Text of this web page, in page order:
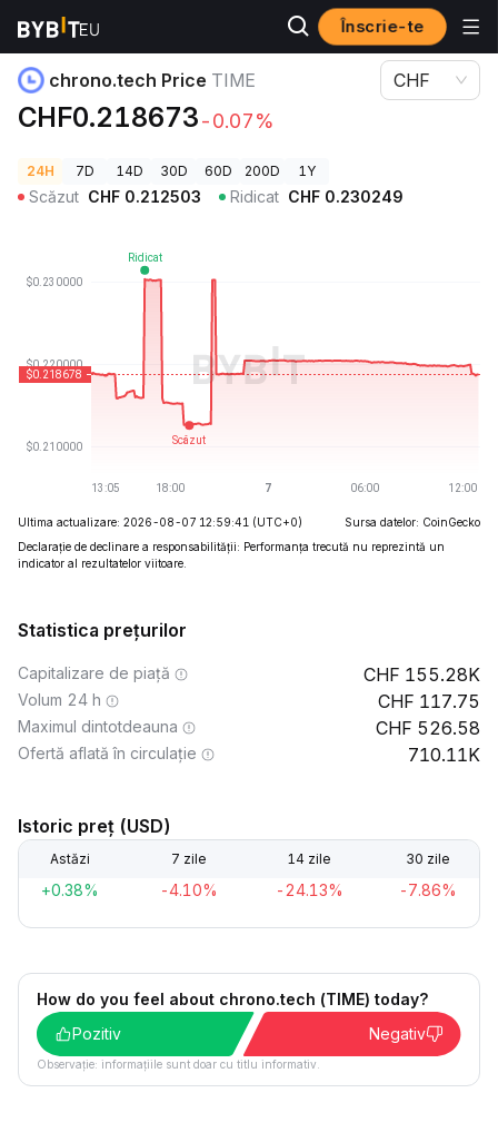
Înscrie-te
Prețuri Crypto
chrono.tech Price TIME
CHF0.218673-0.07%
CHF
24H 7D 14D 30D 60D 200D 1Y
Scăzut CHF 0.212503 Ridicat CHF 0.230249
Ultima actualizare: 2026-08-07 12:59:41 (UTC+0)
Sursa datelor: CoinGecko
Declarație de declinare a responsabilității: Performanța trecută nu reprezintă un
indicator al rezultatelor viitoare.
Statistica prețurilor
Capitalizare de piață 155.28K
Volum 24 h 117.75
Maximul dintotdeauna 526.58
Ofertă aflată în circulație 710.11K
Istoric preț (USD)
Astăzi 7 zile 14 zile 30 zile
+0.38% -4.10% -24.13% -7.86%
How do you feel about chrono.tech (TIME) today?
Pozitiv
Negativ
Observație: informațiile sunt doar cu titlu informativ.